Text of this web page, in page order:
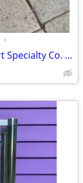
•
Atomic / Space age Era UFO lamp by Art Specialty Co. A25